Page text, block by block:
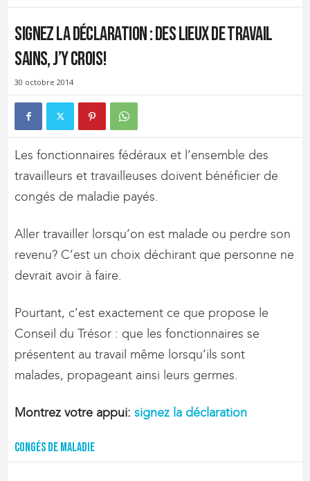
Signez la déclaration : Des lieux de travail
sains, j’y crois!
30 octobre 2014
Les fonctionnaires fédéraux et l’ensemble des
travailleurs et travailleuses doivent bénéficier de
congés de maladie payés.
Aller travailler lorsqu’on est malade ou perdre son
revenu? C’est un choix déchirant que personne ne
devrait avoir à faire.
Pourtant, c’est exactement ce que propose le
Conseil du Trésor : que les fonctionnaires se
présentent au travail même lorsqu’ils sont
malades, propageant ainsi leurs germes.
Montrez votre appui:signez la déclaration
Congés de maladie